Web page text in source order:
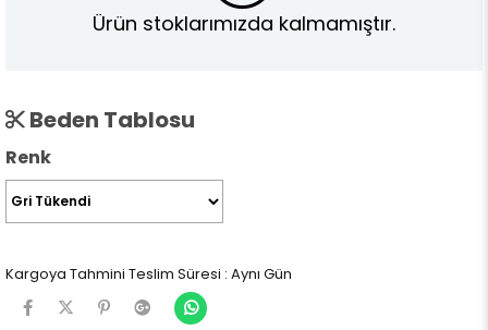
Ürün stoklarımızda kalmamıştır.
Beden Tablosu
Renk
Kargoya Tahmini Teslim Süresi : Aynı Gün